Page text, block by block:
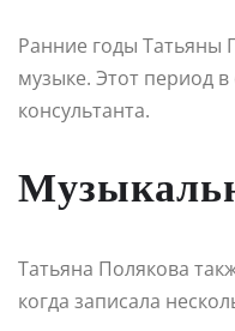
Ранние годы Татьяны
музыке. Этот период
консультанта.
Татьяна Полякова
когда записала